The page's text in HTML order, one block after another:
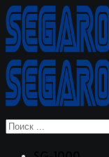
Перейти
к
контенту